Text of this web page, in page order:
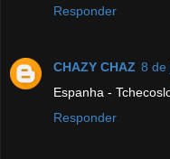
Responder
CHAZY CHAZ 8 de
Espanha -
Responder